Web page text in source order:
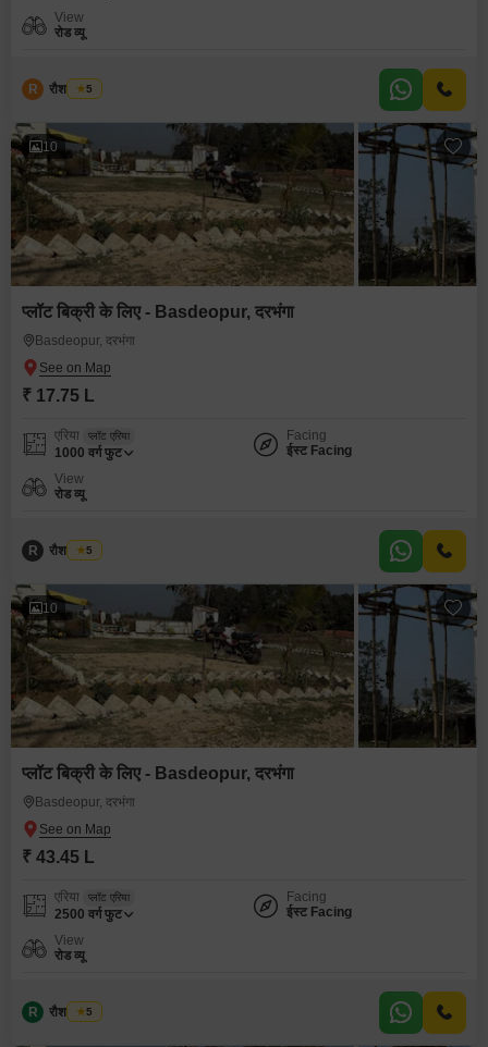
View
रोड व्यू
R रौशन कुमार
5
10
प्लॉट बिक्री के लिए - Basdeopur, दरभंगा
Basdeopur, दरभंगा
₹ 17.75 L
एरिया प्लॉट एरिया
1000 वर्ग फुट
Facing
ईस्ट Facing
View
रोड व्यू
R रौशन कुमार
5
10
प्लॉट बिक्री के लिए - Basdeopur, दरभंगा
Basdeopur, दरभंगा
₹ 43.45 L
एरिया प्लॉट एरिया
2500 वर्ग फुट
Facing
ईस्ट Facing
View
रोड व्यू
R रौशन कुमार
5